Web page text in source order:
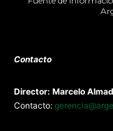
Contacto
Director: Marcelo
Contacto: